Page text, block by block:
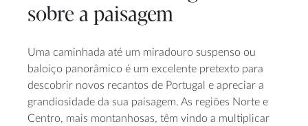
sobre a paisagem
Uma caminhada até um miradouro suspenso ou
baloiço panorâmico é um excelente pretexto para
descobrir novos recantos de Portugal e apreciar a
grandiosidade da sua paisagem. As regiões Norte e
Centro, mais montanhosas, têm vindo a multiplicar